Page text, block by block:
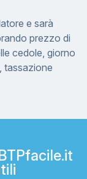
e sarà
prezzo di
cedole, giorno
tassazione